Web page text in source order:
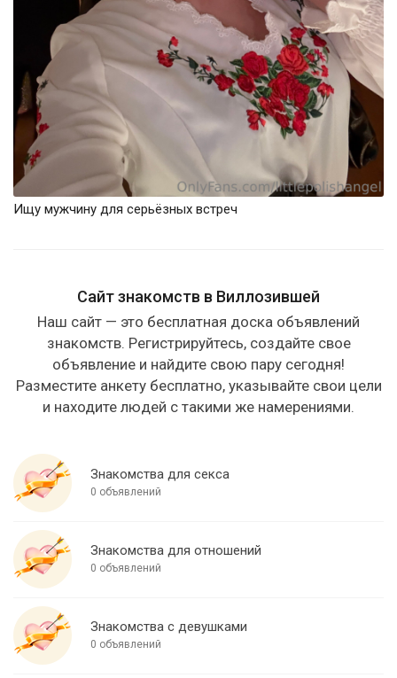
Ищу мужчину для серьёзных встреч
Сайт знакомств в Виллозившей
Наш сайт — это бесплатная доска объявлений
знакомств. Регистрируйтесь, создайте свое
объявление и найдите свою пару сегодня!
Разместите анкету бесплатно, указывайте свои цели
и находите людей с такими же намерениями.
Знакомства для секса
0 объявлений
Знакомства для отношений
0 объявлений
Знакомства с девушками
0 объявлений